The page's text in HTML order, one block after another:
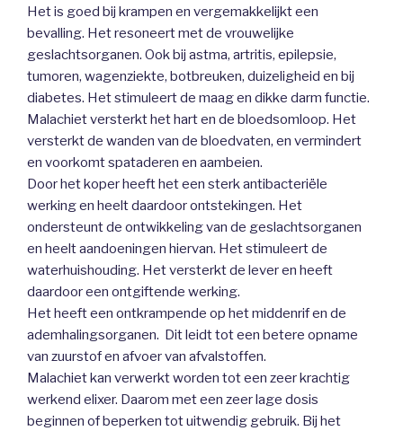
Het is goed bij krampen en vergemakkelijkt een
bevalling. Het resoneert met de vrouwelijke
geslachtsorganen. Ook bij astma, artritis, epilepsie,
tumoren, wagenziekte, botbreuken, duizeligheid en bij
diabetes. Het stimuleert de maag en dikke darm functie.
Malachiet versterkt het hart en de bloedsomloop. Het
versterkt de wanden van de bloedvaten, en vermindert
en voorkomt spataderen en aambeien.
Door het koper heeft het een sterk antibacteriële
werking en heelt daardoor ontstekingen. Het
ondersteunt de ontwikkeling van de geslachtsorganen
en heelt aandoeningen hiervan. Het stimuleert de
waterhuishouding. Het versterkt de lever en heeft
daardoor een ontgiftende werking.
Het heeft een ontkrampende op het middenrif en de
ademhalingsorganen. Dit leidt tot een betere opname
van zuurstof en afvoer van afvalstoffen.
Malachiet kan verwerkt worden tot een zeer krachtig
werkend elixer. Daarom met een zeer lage dosis
beginnen of beperken tot uitwendig gebruik. Bij het